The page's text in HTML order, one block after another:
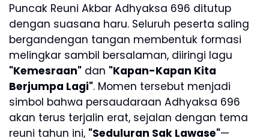
Puncak Reuni Akbar Adhyaksa 696 ditutup
dengan suasana haru. Seluruh peserta saling
bergandengan tangan membentuk formasi
melingkar sambil bersalaman, diiringi lagu
"Kemesraan" dan "Kapan-Kapan Kita
Berjumpa Lagi". Momen tersebut menjadi
simbol bahwa persaudaraan Adhyaksa 696
akan terus terjalin erat, sejalan dengan tema
reuni tahun ini, "Seduluran Sak Lawase"—